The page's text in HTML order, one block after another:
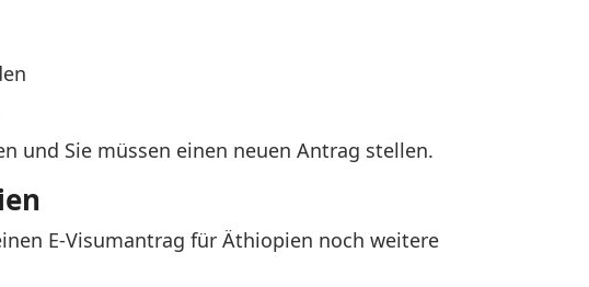
und Sie müssen einen neuen Antrag stellen.
E-Visumantrag für Äthiopien noch weitere